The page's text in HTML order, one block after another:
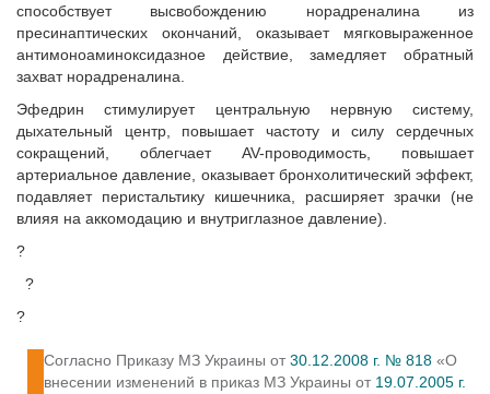
способствует высвобождению норадреналина из
пресинаптических окончаний, оказывает мягковыраженное
антимоноаминоксидазное действие, замедляет обратный
захват норадреналина.
Эфедрин стимулирует центральную нервную систему,
дыхательный центр, повышает частоту и силу сердечных
сокращений, облегчает AV-проводимость, повышает
артериальное давление, оказывает бронхолитический эффект,
подавляет перистальтику кишечника, расширяет зрачки (не
влияя на аккомодацию и внутриглазное давление).
?
?
?
Согласно Приказу МЗ Украины от 30.12.2008 г. № 818 «О
внесении изменений в приказ МЗ Украины от 19.07.2005 г.